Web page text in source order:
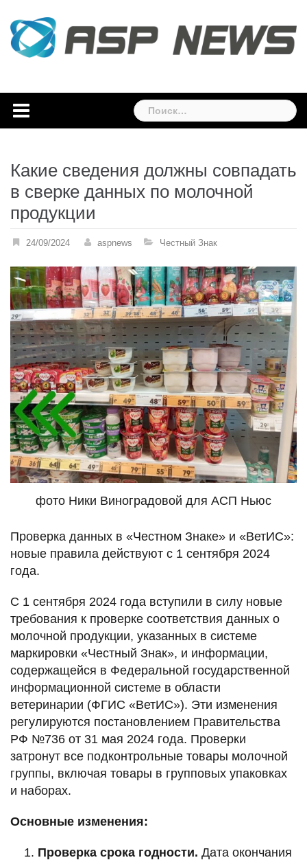
content
Найти:
Какие сведения должны совпадать
в сверке данных по молочной
продукции
24/09/2024 aspnews Честный Знак
фото Ники Виноградовой для АСП Ньюс
Проверка данных в «Честном Знаке» и «ВетИС»:
новые правила действуют с 1 сентября 2024
года.
С 1 сентября 2024 года вступили в силу новые
требования к проверке соответствия данных о
молочной продукции, указанных в системе
маркировки «Честный Знак», и информации,
содержащейся в Федеральной государственной
информационной системе в области
ветеринарии (ФГИС «ВетИС»). Эти изменения
регулируются постановлением Правительства
РФ №736 от 31 мая 2024 года. Проверки
затронут все подконтрольные товары молочной
группы, включая товары в групповых упаковках
и наборах.
Основные изменения:
Проверка срока годности. Дата окончания